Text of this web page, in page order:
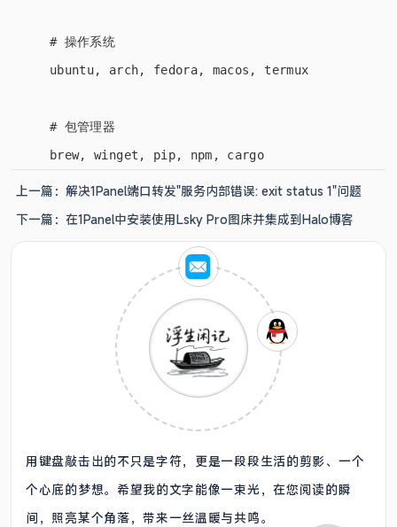
# 操作系统
ubuntu, arch, fedora, macos, termux
# 包管理器
上一篇： 解决1Panel端口转发"服务内部错误: exit status 1"问题
下一篇： 在1Panel中安装使用Lsky Pro图床并集成到Halo博客
用键盘敲击出的不只是字符，更是一段段生活的剪影、一个
个心底的梦想。希望我的文字能像一束光，在您阅读的瞬
间，照亮某个角落，带来一丝温暖与共鸣。